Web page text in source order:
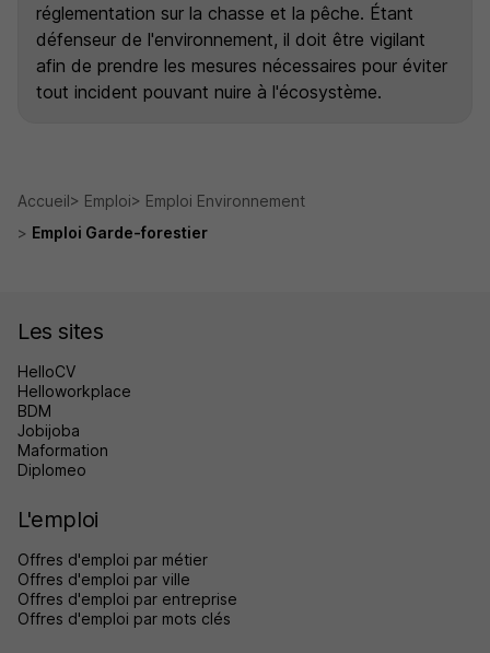
réglementation sur la chasse et la pêche. Étant
défenseur de l'environnement, il doit être vigilant
afin de prendre les mesures nécessaires pour éviter
tout incident pouvant nuire à l'écosystème.
Accueil Emploi
Emploi Environnement
Emploi Garde-forestier
Les sites
HelloCV
Helloworkplace
BDM
Jobijoba
Maformation
Diplomeo
L'emploi
Offres d'emploi par métier
Offres d'emploi par ville
Offres d'emploi par entreprise
Offres d'emploi par mots clés